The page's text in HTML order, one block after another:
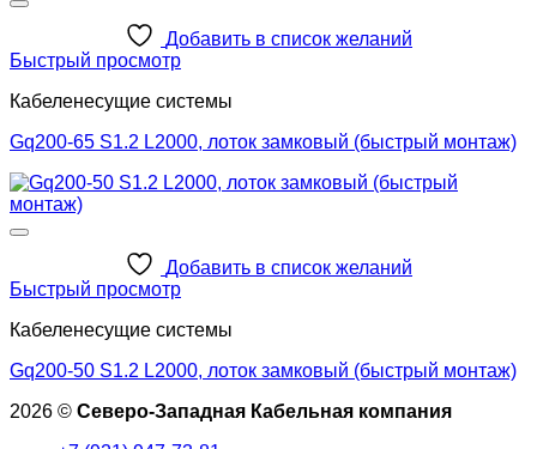
Добавить в список желаний
Быстрый просмотр
Кабеленесущие системы
Gq200-65 S1.2 L2000, лоток замковый (быстрый монтаж)
Добавить в список желаний
Быстрый просмотр
Кабеленесущие системы
Gq200-50 S1.2 L2000, лоток замковый (быстрый монтаж)
2026 © Северо-Западная Кабельная компания